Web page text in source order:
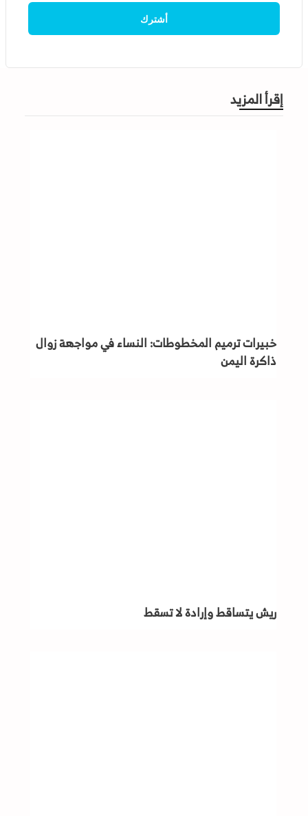
إقرأ المزيد
خبيرات ترميم المخطوطات: النساء في مواجهة زوال
ذاكرة اليمن
ريش يتساقط وإرادة لا تسقط